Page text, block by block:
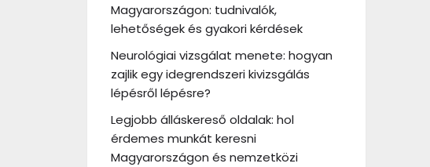
Magyarországon: tudnivalók,
lehetőségek és gyakori kérdések
Neurológiai vizsgálat menete: hogyan
zajlik egy idegrendszeri kivizsgálás
lépésről lépésre?
Legjobb álláskereső oldalak: hol
érdemes munkát keresni
Magyarországon és nemzetközi